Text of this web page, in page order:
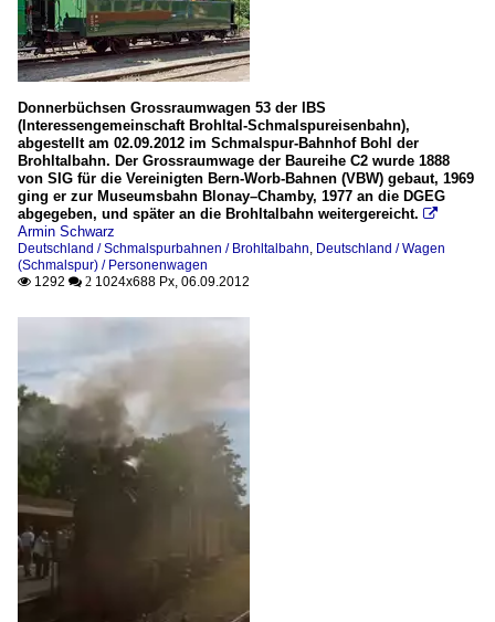
Donnerbüchsen Grossraumwagen 53 der IBS
(Interessengemeinschaft Brohltal-Schmalspureisenbahn),
abgestellt am 02.09.2012 im Schmalspur-Bahnhof Bohl der
Brohltalbahn. Der Grossraumwage der Baureihe C2 wurde 1888
von SIG für die Vereinigten Bern-Worb-Bahnen (VBW) gebaut, 1969
ging er zur Museumsbahn Blonay–Chamby, 1977 an die DGEG
abgegeben, und später an die Brohltalbahn weitergereicht. 
Armin Schwarz
Deutschland / Schmalspurbahnen / Brohltalbahn, Deutschland / Wagen
(Schmalspur) / Personenwagen
 1292  2 1024x688 Px, 06.09.2012